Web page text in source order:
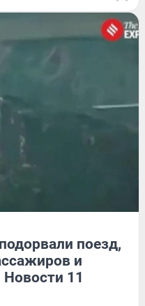
поезд,
и
11